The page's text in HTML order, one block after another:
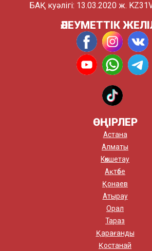
БАҚ куәлігі: 13.03.2020 ж.
ӘЛЕУМЕТТІК
ӨҢІРЛЕР
Астана
Алматы
Көкшетау
Ақтөбе
Қонаев
Атырау
Орал
Тараз
Қарағанды
Қостанай